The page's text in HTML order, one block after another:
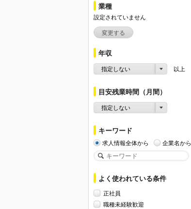
業種
設定されていません
変更する
年収
指定しない 以上
目安残業時間（月間）
指定しない
キーワード
求人情報全体から 企業名から
よく使われている条件
正社員
職種未経験歓迎